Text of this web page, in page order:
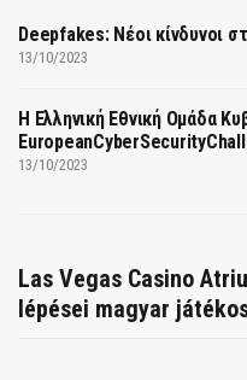
Deepfakes: Νέοι κίνδυνοι
13/10/2023
Η Ελληνική Εθνική Ομάδα
13/10/2023
Las Vegas Casino
lépései magyar